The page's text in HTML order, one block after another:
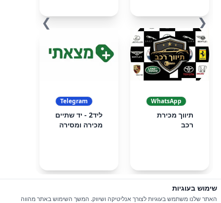
❮
WhatsApp
תיווך מכירת
רכב
Telegram
ליד2 - יד שתיים
מכירה ומסירה
❯
© 2026 כל הזכויות שמורות ל-iGroupsIL
שימוש בעוגיות
האתר שלנו משתמש בעוגיות לצורך אנליטיקה ושיווק. המשך השימוש באתר מהווה